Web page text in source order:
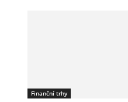
Finanční trhy